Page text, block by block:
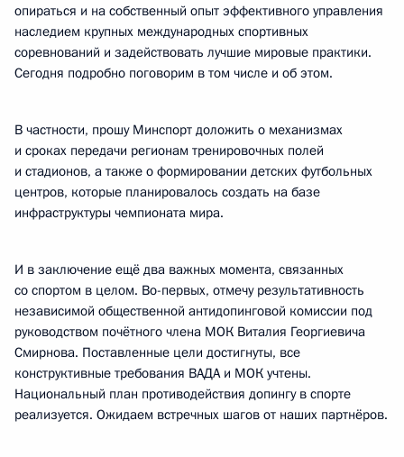
опираться и на собственный опыт эффективного управления
наследием крупных международных спортивных
соревнований и задействовать лучшие мировые практики.
Сегодня подробно поговорим в том числе и об этом.
В частности, прошу Минспорт доложить о механизмах
и сроках передачи регионам тренировочных полей
и стадионов, а также о формировании детских футбольных
центров, которые планировалось создать на базе
инфраструктуры чемпионата мира.
И в заключение ещё два важных момента, связанных
со спортом в целом. Во-первых, отмечу результативность
независимой общественной антидопинговой комиссии под
руководством почётного члена МОК Виталия Георгиевича
Смирнова. Поставленные цели достигнуты, все
конструктивные требования ВАДА и МОК учтены.
Национальный план противодействия допингу в спорте
реализуется. Ожидаем встречных шагов от наших партнёров.